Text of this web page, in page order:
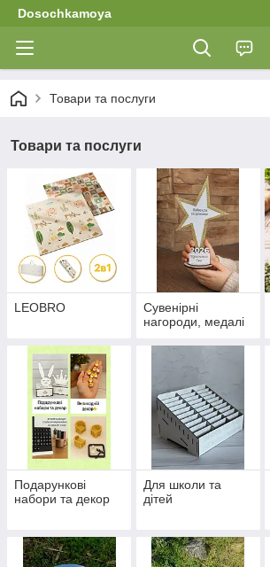
Dosochkamoya
Товари та послуги
Товари та послуги
LEOBRO
Сувенірні
нагороди, медалі
Подарункові
набори та декор
Для школи та
дітей